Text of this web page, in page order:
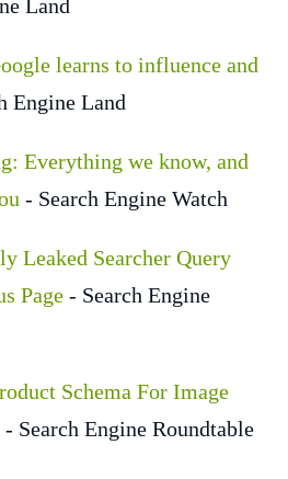
Land
learns to influence and
Engine Land
Everything we know, and
- Search Engine Watch
Leaked Searcher Query
Page - Search Engine
Schema For Image
- Search Engine Roundtable